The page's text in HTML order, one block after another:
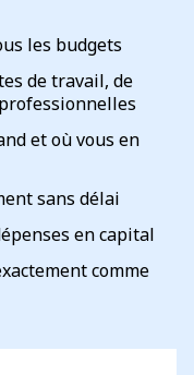
les budgets
de travail, de
et où vous en
sans délai
en capital
comme